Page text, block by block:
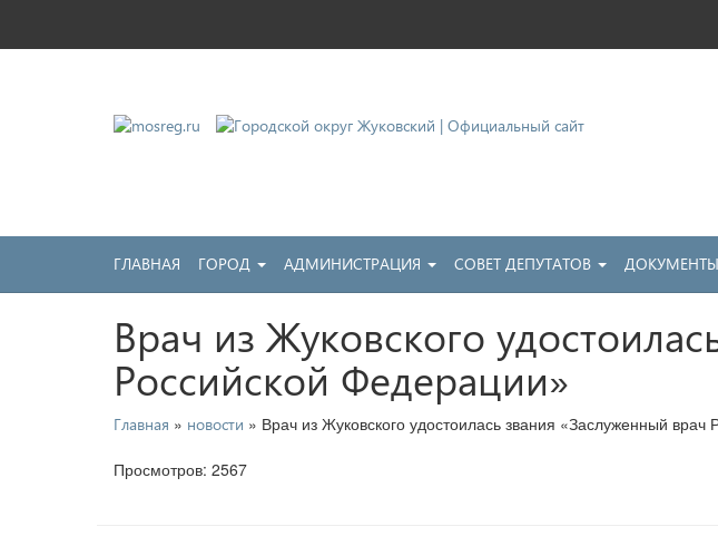
ГЛАВНАЯ ГОРОД АДМИНИСТРАЦИЯ СОВЕТ ДЕПУТАТОВ ДОКУМЕНТЫ
Врач из Жуковского
Российской Федерации»
Главная » новости » Врач из Жуковского удостоилась звания «Заслуженный врач
Просмотров: 2567